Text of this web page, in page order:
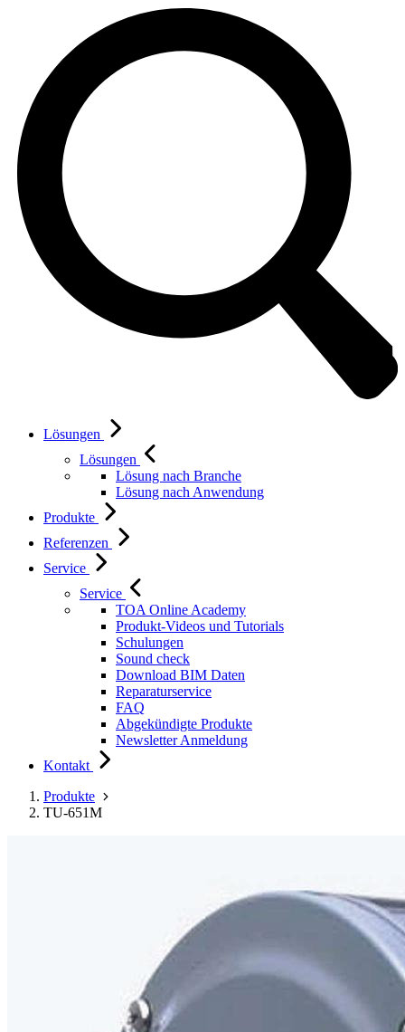
Lösungen
Lösungen
Lösung nach Branche
Lösung nach Anwendung
Produkte
Referenzen
Service
Service
TOA Online Academy
Produkt-Videos und Tutorials
Schulungen
Sound check
Download BIM Daten
Reparaturservice
FAQ
Abgekündigte Produkte
Newsletter Anmeldung
Kontakt
Produkte
TU-651M